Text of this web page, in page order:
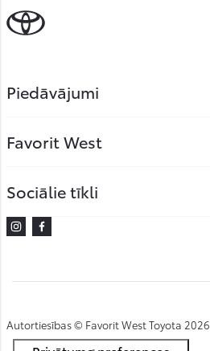
Piedāvājumi
Favorit West
Sociālie tīkli
Instagram
Facebook
Autortiesības © Favorit West Toyota 2026